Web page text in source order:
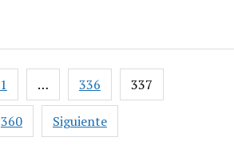
1 … 336 337
360 Siguiente